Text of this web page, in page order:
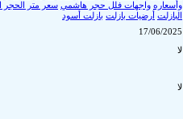
وأسعاره واجهات فلل حجر هاشمي سعر متر الحجر
البازلت أرضيات بازلت بازلت أسود
17/06/2025
لا
لا